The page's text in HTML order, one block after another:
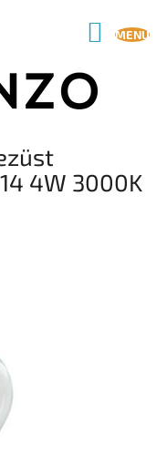
KOSÁR
4W 3000K